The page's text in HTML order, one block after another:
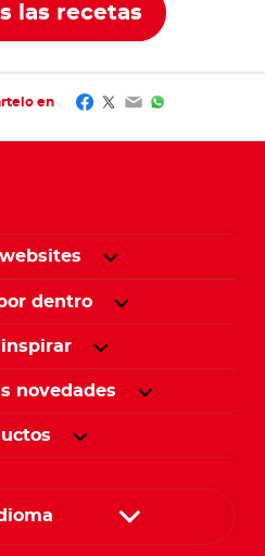
las recetas
en Facebook
Twitter
EmailWhatsApp
dentro
inspirar
novedades